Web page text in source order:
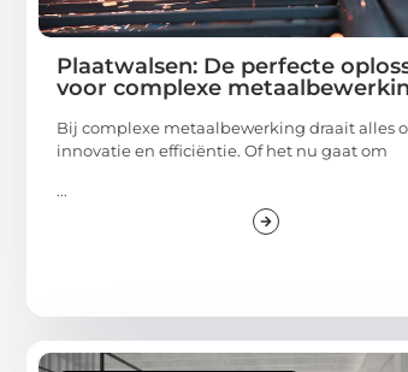
Plaatwalsen: De perfecte
voor complexe
Bij complexe metaalbewerking draait alles
innovatie en efficiëntie. Of het nu gaat om
...